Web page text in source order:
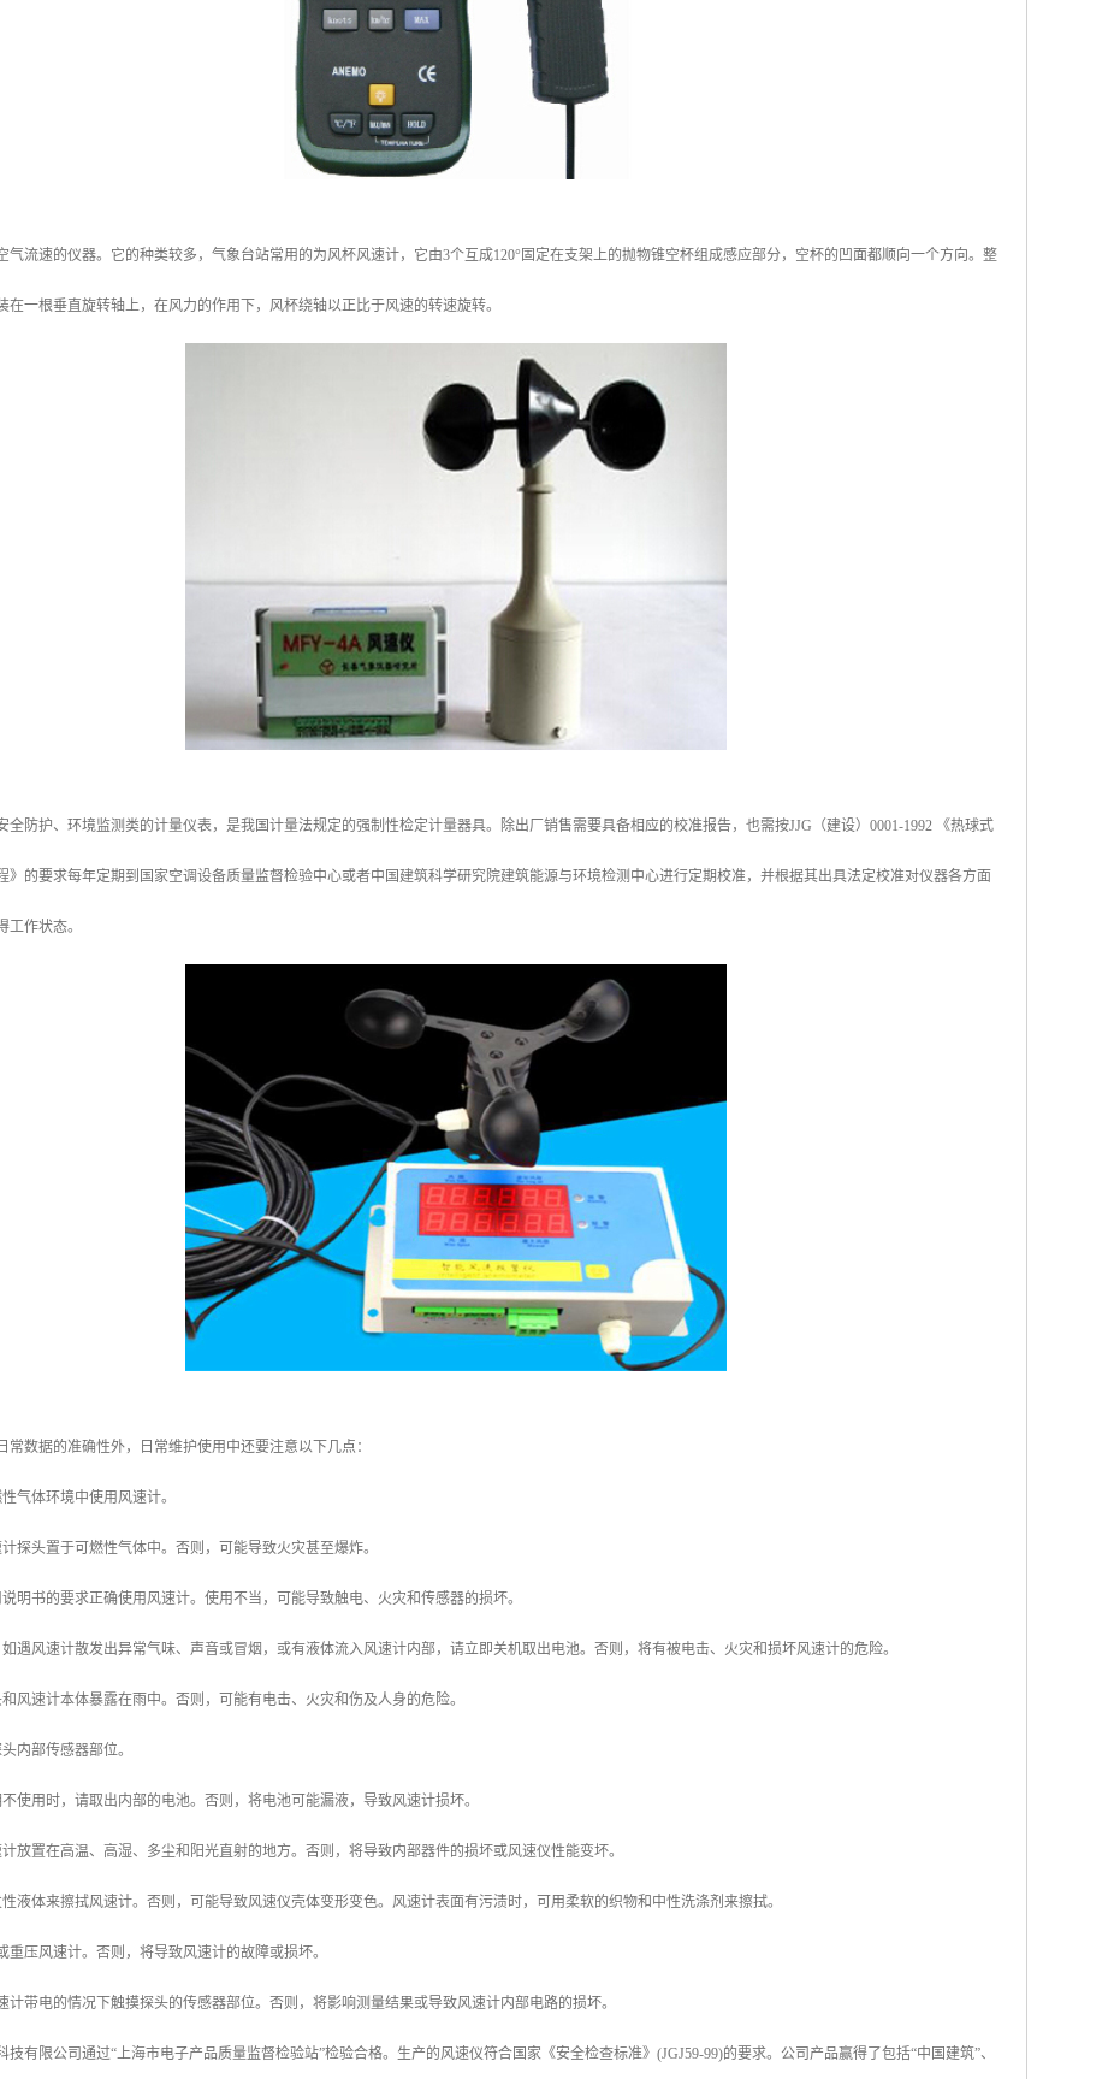
气流速的仪器。它的种类较多，气象台站常用的为风杯风速计，它由3个互成120°固定在支架上的抛物锥空杯组成感应部分，空杯的凹面都顺向一个方向。整
在一根垂直旋转轴上，在风力的作用下，风杯绕轴以正比于风速的转速旋转。
全防护、环境监测类的计量仪表，是我国计量法规定的强制性检定计量器具。除出厂销售需要具备相应的校准报告，也需按JJG（建设）0001-1992 《热球式
》的要求每年定期到国家空调设备质量监督检验中心或者中国建筑科学研究院建筑能源与环境检测中心进行定期校准，并根据其出具法定校准对仪器各方面
工作状态。
常数据的准确性外，日常维护使用中还要注意以下几点：
气体环境中使用风速计。
探头置于可燃性气体中。否则，可能导致火灾甚至爆炸。
明书的要求正确使用风速计。使用不当，可能导致触电、火灾和传感器的损坏。
遇风速计散发出异常气味、声音或冒烟，或有液体流入风速计内部，请立即关机取出电池。否则，将有被电击、火灾和损坏风速计的危险。
风速计本体暴露在雨中。否则，可能有电击、火灾和伤及人身的危险。
内部传感器部位。
使用时，请取出内部的电池。否则，将电池可能漏液，导致风速计损坏。
放置在高温、高湿、多尘和阳光直射的地方。否则，将导致内部器件的损坏或风速仪性能变坏。
液体来擦拭风速计。否则，可能导致风速仪壳体变形变色。风速计表面有污渍时，可用柔软的织物和中性洗涤剂来擦拭。
重压风速计。否则，将导致风速计的故障或损坏。
计带电的情况下触摸探头的传感器部位。否则，将影响测量结果或导致风速计内部电路的损坏。
技有限公司通过“上海市电子产品质量监督检验站”检验合格。生产的风速仪符合国家《安全检查标准》(JGJ59-99)的要求。公司产品赢得了包括“中国建筑”、